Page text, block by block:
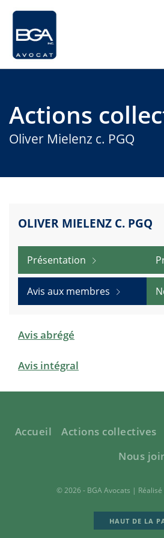
Actions collectives
Actions
Oliver Mielenz c. PGQ
OLIVER MIELENZ C. PGQ
Présentation
Avis aux membres
Avis abrégé
Avis intégral
Accueil Actions collectives
Nous
© 2026 - BGA Avocats |
HAUT DE LA